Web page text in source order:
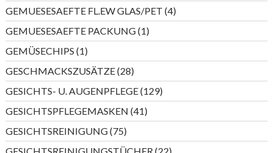
Produkte
GEMUESESAEFTE FL.EW GLAS/PET 44
Produkte
GEMUESESAEFTE PACKUNG 11
Produkt
GEMÜSECHIPS 11
Produkt
GESCHMACKSZUSÄTZE 2828
Produkte
GESICHTS- U. AUGENPFLEGE 129129
Produkte
GESICHTSPFLEGEMASKEN 4141
Produkte
GESICHTSREINIGUNG 7575
Produkte
22